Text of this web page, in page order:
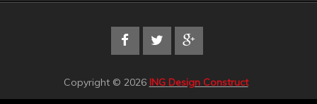
Copyright © 2026 ING Design Construct